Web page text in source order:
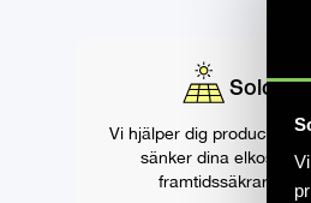
Vi hjälper dig producera
sänker dina
framtidssäkrar ditt